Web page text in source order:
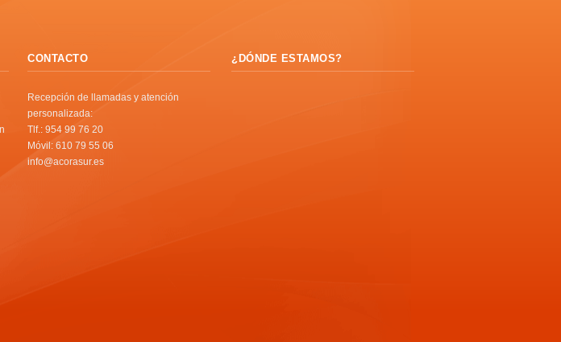
CONTACTO
Recepción de llamadas y atención
personalizada:
Tlf.: 954 99 76 20
Móvil: 610 79 55 06
info@acorasur.es
¿DÓNDE ESTAMOS?